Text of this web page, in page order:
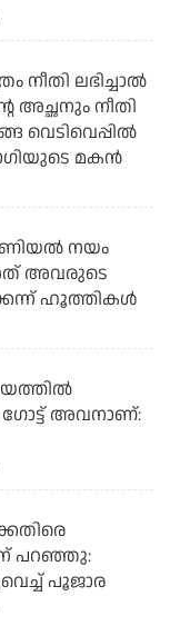
നീതി ലഭിച്ചാല്‍
അച്ഛനും നീതി
വെടിവെപ്പില്‍
മകന്‍
നയം
അവരുടെ
ഹൂത്തികള്‍
അവനാണ്:
പറഞ്ഞു:
പൂജാര